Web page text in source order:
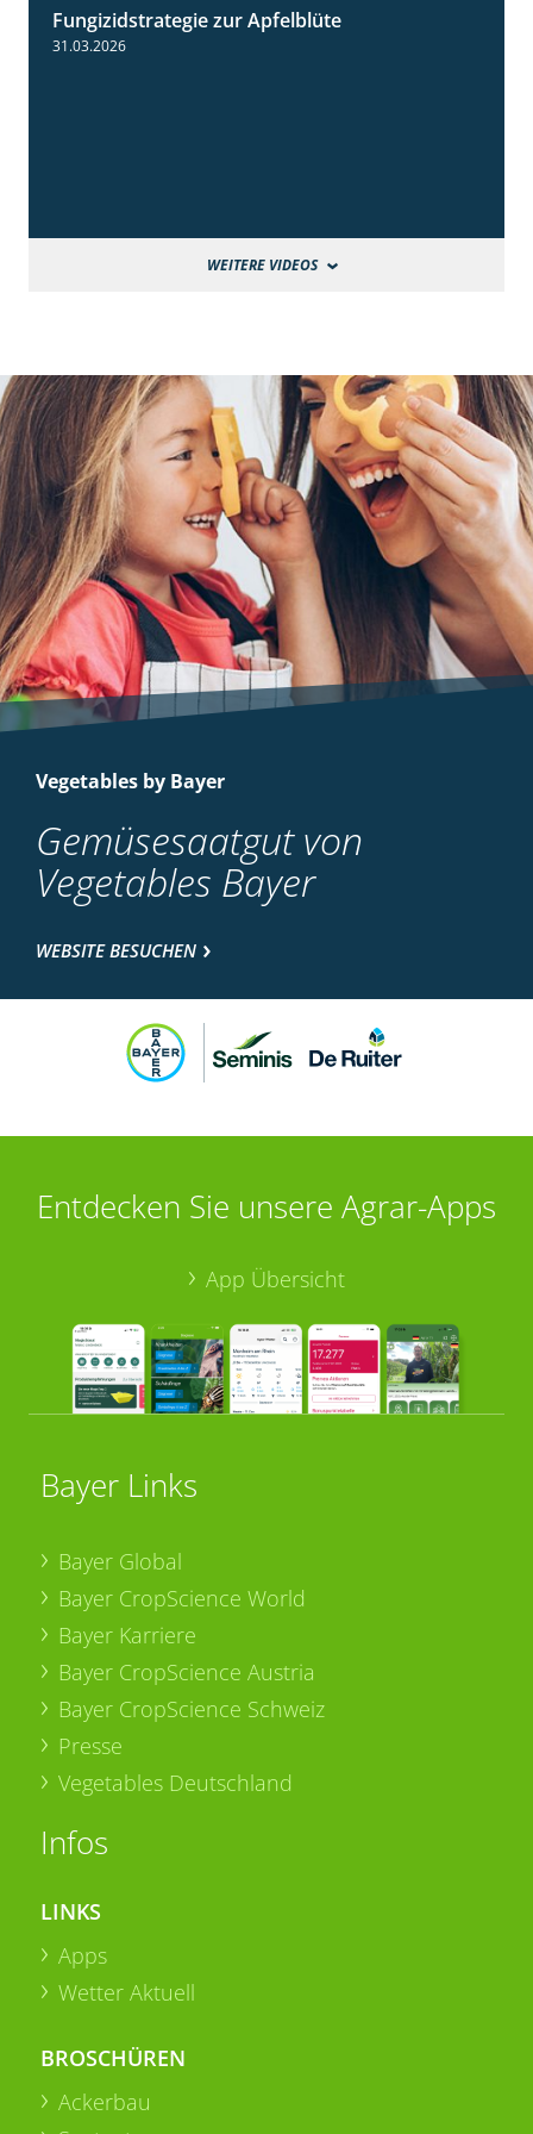
Fungizidstrategie zur Apfelblüte
31.03.2026
WEITERE VIDEOS
Vegetables by Bayer
Gemüsesaatgut von
Vegetables Bayer
WEBSITE BESUCHEN
Entdecken Sie unsere Agrar-Apps
App Übersicht
Bayer Links
Bayer Global
Bayer CropScience World
Bayer Karriere
Bayer CropScience Austria
Bayer CropScience Schweiz
Presse
Vegetables Deutschland
Infos
LINKS
Apps
Wetter Aktuell
BROSCHÜREN
Ackerbau